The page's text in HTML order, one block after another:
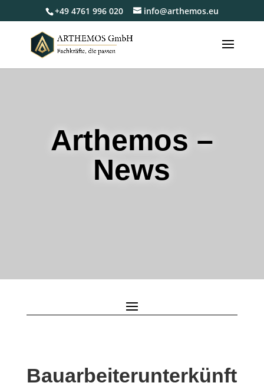
+49 4761 996 020 info@arthemos.eu
Arthemos –
News
Bauarbeiterunterkünft